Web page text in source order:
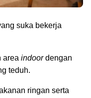
suka bekerja
area indoordengan
teduh.
ringan serta